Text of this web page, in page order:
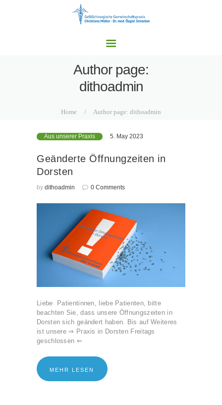
Author page:
dithoadmin
Home Author page: dithoadmin
UNSERE PRAXEN
LEISTUNGSSPEKTRU
AKTUELLES
KONTAKT
Aus unserer Praxis 5. May 2023
Geänderte Öffnungzeiten in
Dorsten
by dithoadmin 0 Comments
Liebe Patientinnen, liebe Patienten, bitte
beachten Sie, dass unsere Öffnungszeiten in
Dorsten sich geändert haben. Bis auf Weiteres
ist unsere ⇒ Praxis in Dorsten Freitags
geschlossen ⇐
MEHR LESEN